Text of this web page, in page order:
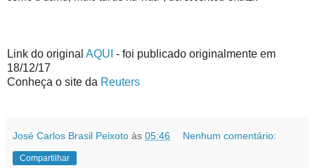
Link do original AQUI - foi publicado originalmente em
18/12/17
Conheça o site da Reuters
José Carlos Brasil Peixoto às 05:46 Nenhum comentário:
Compartilhar